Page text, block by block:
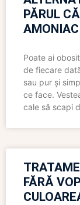
PĂRUL
AMONIAC
Poate ai
de fiecare
sau pur și
ce face.
cale să scapi
FĂRĂ